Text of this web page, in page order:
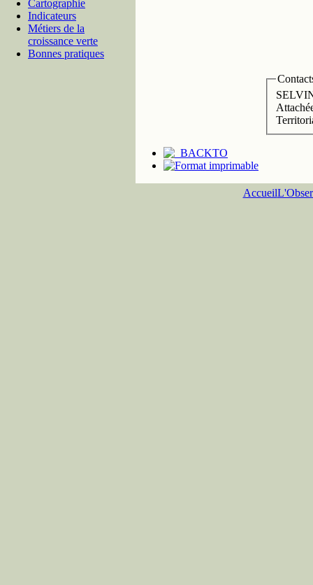
Cartographie
Indicateurs
Métiers de la
croissance verte
Bonnes pratiques
Accueil